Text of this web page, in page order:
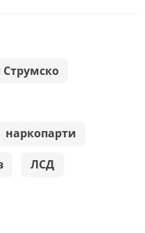
Струмско
наркопарти
ЛСД